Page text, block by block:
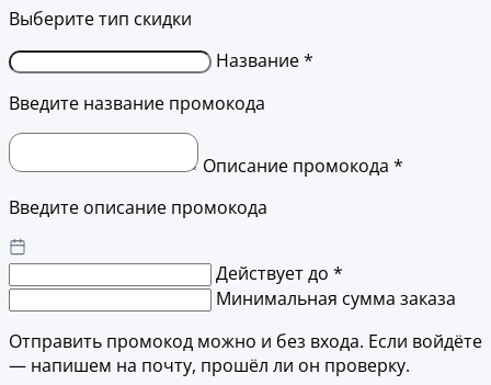
Выберите тип скидки
Название *
Введите название промокода
Описание промокода *
Введите описание промокода
Действует до *
Минимальная сумма заказа
Отправить промокод можно и без входа. Если войдёте
— напишем на почту, прошёл ли он проверку.